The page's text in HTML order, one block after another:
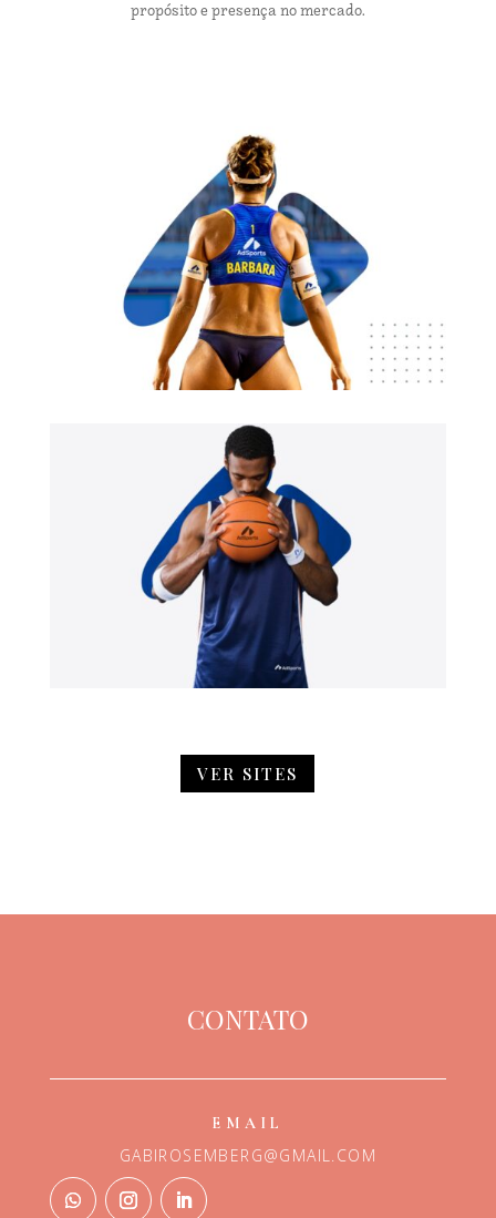
propósito e presença no mercado.
VER SITES
CONTATO
EMAIL
GABIROSEMBERG@GMAIL.COM